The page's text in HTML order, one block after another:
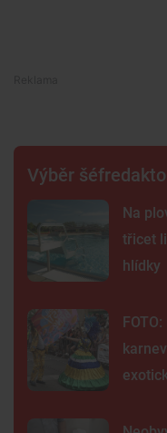
Výběr
Na
třicet
hlídky